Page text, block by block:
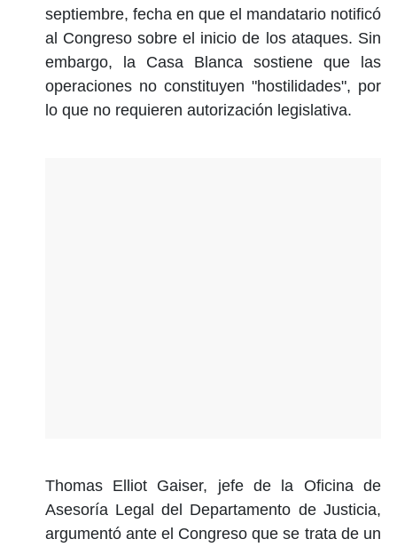
septiembre, fecha en que el mandatario notificó
al Congreso sobre el inicio de los ataques. Sin
embargo, la Casa Blanca sostiene que las
operaciones no constituyen "hostilidades", por
lo que no requieren autorización legislativa.
Thomas Elliot Gaiser, jefe de la Oficina de
Asesoría Legal del Departamento de Justicia,
argumentó ante el Congreso que se trata de un